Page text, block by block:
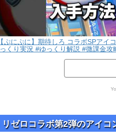
【ぷにぷに】期待しろ コラボSPアイ
っくり実況 #ゆっくり解説 #微課金攻
リゼロコラボ第2弾のアイコ